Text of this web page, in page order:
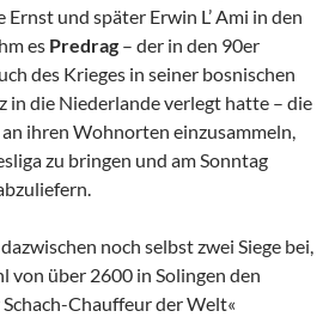
Ernst und später Erwin L’ Ami in den
es Predrag – der in den 90er
des Krieges in seiner bosnischen
in die Niederlande verlegt hatte – die
ihren Wohnorten einzusammeln,
zu bringen und am Sonntag
noch selbst zwei Siege bei,
von über 2600 in Solingen den
Chauffeur der Welt«